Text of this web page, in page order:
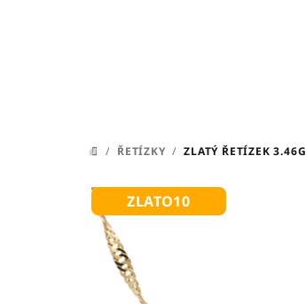
DOMŮ
/ ŘETÍZKY / ZLATÝ ŘETÍZEK 3.46G
ZLATO10